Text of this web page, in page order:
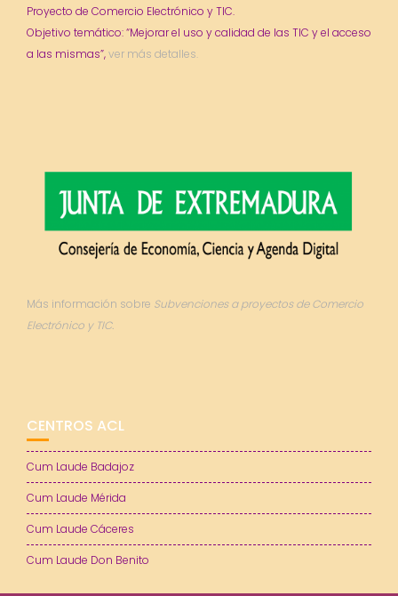
Proyecto de Comercio Electrónico y TIC.
Objetivo temático: “Mejorar el uso y calidad de las TIC y el acceso
a las mismas”,ver más detalles.
Más información sobre Subvenciones a proyectos de Comercio
Electrónico y TIC.
CENTROS ACL
Cum Laude Badajoz
Cum Laude Mérida
Cum Laude Cáceres
Cum Laude Don Benito